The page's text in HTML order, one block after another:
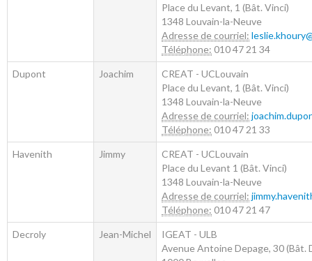
Place du Levant, 1 (Bât. Vinci)
1348 Louvain-la-Neuve
Adresse de courriel:
Téléphone: 010 47 21 34
Dupont Joachim
CREAT - UCLouvain
Place du Levant, 1 (Bât. Vinci)
1348 Louvain-la-Neuve
Adresse de courriel:
Téléphone: 010 47 21 33
Havenith Jimmy
CREAT - UCLouvain
Place du Levant 1 (Bât. Vinci)
1348 Louvain-la-Neuve
Adresse de courriel:
Téléphone: 010 47 21 47
Decroly Jean-Michel
IGEAT - ULB
Avenue Antoine Depage, 30 (Bât.